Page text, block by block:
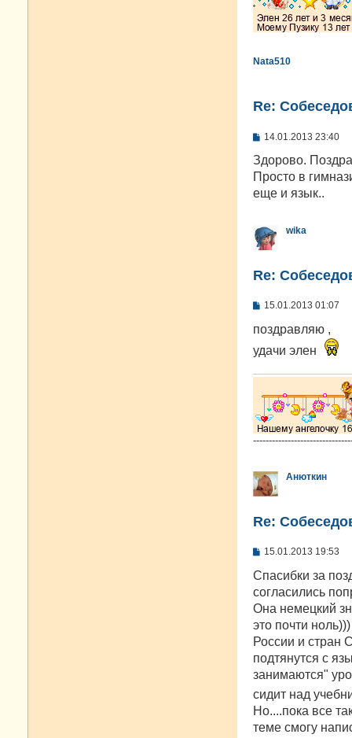
Nata510
Re:
С
о
б
щ
е
14.01.2013 23:40
Здорово.
Просто в
еще и язык..
wika
Re:
С
о
щ
е
е
15.01.2013 01:07
поздравляю ,
удачи элен
Анюткин
Re:
С
о
щ
е
и
е
15.01.2013 19:53
Спасибки за
согласились
Она немецкий
это почти
России и стран
подтянутся с
занимаются"
сидит над
Но....пока все
теме смогу